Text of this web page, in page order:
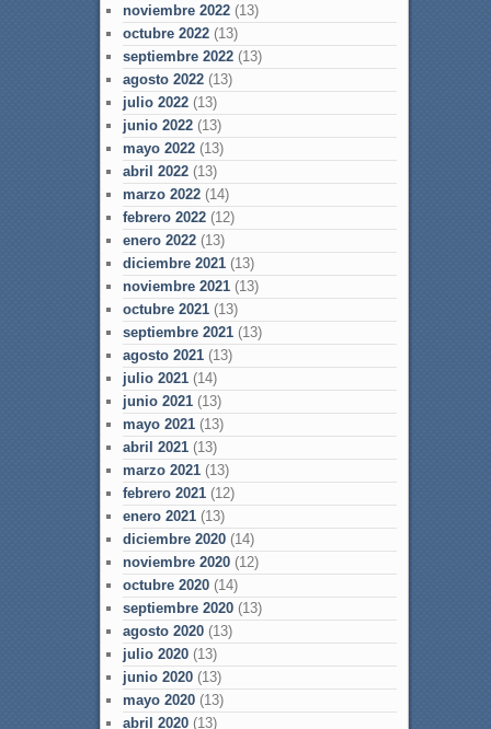
noviembre 2022(13)
octubre 2022(13)
septiembre 2022(13)
agosto 2022(13)
julio 2022(13)
junio 2022(13)
mayo 2022(13)
abril 2022(13)
marzo 2022(14)
febrero 2022(12)
enero 2022(13)
diciembre 2021(13)
noviembre 2021(13)
octubre 2021(13)
septiembre 2021(13)
agosto 2021(13)
julio 2021(14)
junio 2021(13)
mayo 2021(13)
abril 2021(13)
marzo 2021(13)
febrero 2021(12)
enero 2021(13)
diciembre 2020(14)
noviembre 2020(12)
octubre 2020(14)
septiembre 2020(13)
agosto 2020(13)
julio 2020(13)
junio 2020(13)
mayo 2020(13)
abril 2020(13)